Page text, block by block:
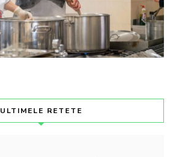
ULTIMELE RETETE